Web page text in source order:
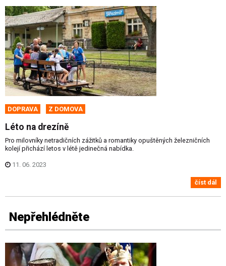
DOPRAVA Z DOMOVA
Léto na drezíně
Pro milovníky netradičních zážitků a romantiky opuštěných železničních
kolejí přichází letos v létě jedinečná nabídka.
11. 06. 2023
číst dál
Nepřehlédněte